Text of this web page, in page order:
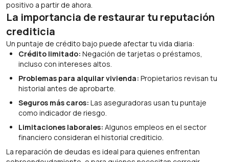
positivo a partir de ahora.
La importancia de restaurar tu reputación
crediticia
Un puntaje de crédito bajo puede afectar tu vida diaria:
Crédito limitado: Negación de tarjetas o préstamos,
incluso con intereses altos.
Problemas para alquilar vivienda: Propietarios revisan tu
historial antes de aprobarte.
Seguros más caros: Las aseguradoras usan tu puntaje
como indicador de riesgo.
Limitaciones laborales: Algunos empleos en el sector
financiero consideran el historial crediticio.
La reparación de deudas es ideal para quienes enfrentan